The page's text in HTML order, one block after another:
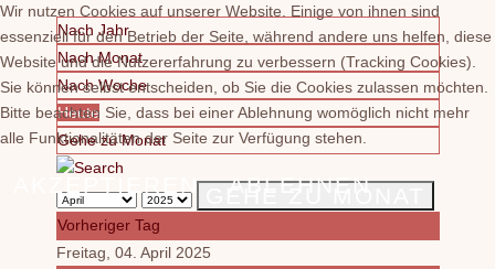
Nach Jahr
Nach Monat
Nach Woche
Heute
Gehe zu Monat
Vorheriger Tag
Freitag, 04. April 2025
Wir nutzen Cookies auf unserer Website. Einige von ihnen sind
essenziell für den Betrieb der Seite, während andere uns helfen, diese
Website und die Nutzererfahrung zu verbessern (Tracking Cookies).
Sie können selbst entscheiden, ob Sie die Cookies zulassen möchten.
Bitte beachten Sie, dass bei einer Ablehnung womöglich nicht mehr
alle Funktionalitäten der Seite zur Verfügung stehen.
AKZEPTIEREN ABLEHNEN